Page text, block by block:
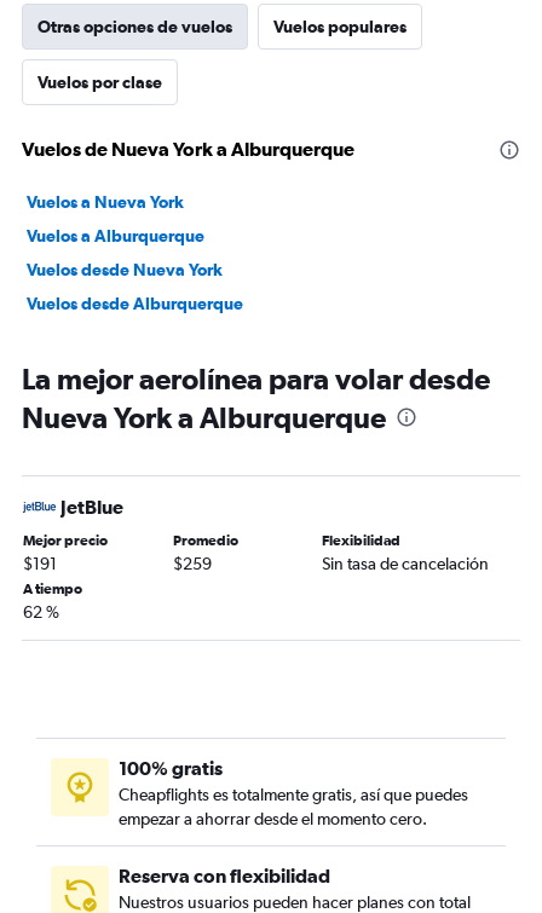
Otras opciones de vuelos Vuelos populares
Vuelos por clase
Vuelos de Nueva York a Alburquerque
Vuelos a Nueva York
Vuelos a Alburquerque
Vuelos desde Nueva York
Vuelos desde Alburquerque
La mejor aerolínea para volar desde
Nueva York a Alburquerque
JetBlue
Mejor precio
$191
Promedio
$259
Flexibilidad
Sin tasa de cancelación
A tiempo
62 %
100% gratis
Cheapflights es totalmente gratis, así que puedes
empezar a ahorrar desde el momento cero.
Reserva con flexibilidad
Nuestros usuarios pueden hacer planes con total